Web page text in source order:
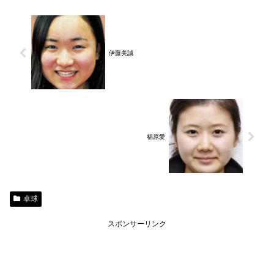
伊藤美誠
福原愛
卓球
スポンサーリンク